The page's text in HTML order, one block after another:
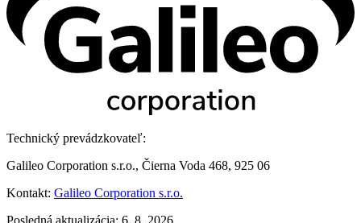
Technický prevádzkovateľ:
Galileo Corporation s.r.o., Čierna Voda 468, 925 06
Kontakt: Galileo Corporation s.r.o.
Posledná aktualizácia: 6. 8. 2026